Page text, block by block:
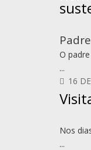
O padre
...
16
Nos
...